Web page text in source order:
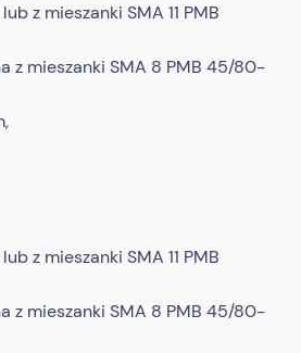
z mieszanki SMA 11 PMB
z mieszanki SMA 8 PMB 45/80-
z mieszanki SMA 11 PMB
z mieszanki SMA 8 PMB 45/80-